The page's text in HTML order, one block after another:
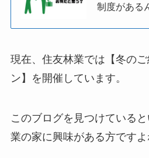
制度がある
現在、住友林業では【冬の
ン】を開催しています。
このブログを見つけている
業の家に興味がある方ですよ